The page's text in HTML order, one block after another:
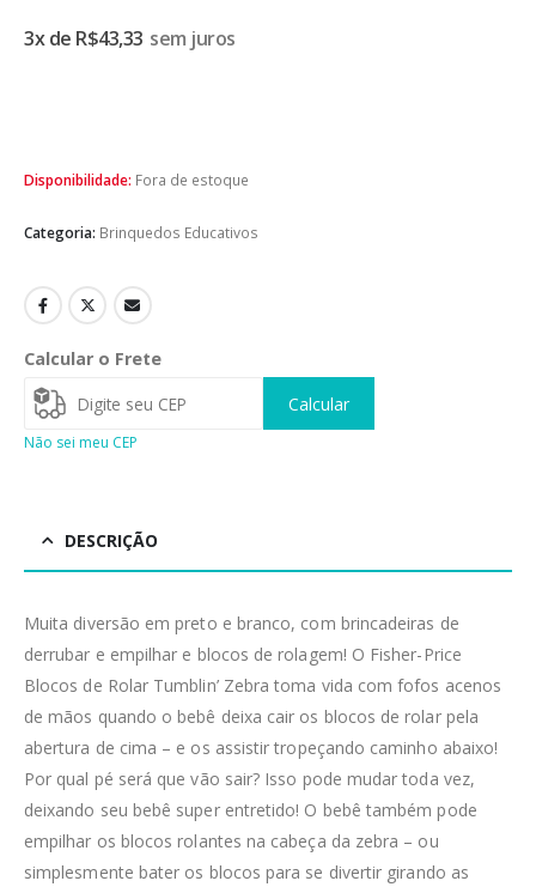
3x de R$43,33 sem juros
Disponibilidade: Fora de estoque
Categoria: Brinquedos Educativos
Calcular o Frete
Calcular
Não sei meu CEP
DESCRIÇÃO
Muita diversão em preto e branco, com brincadeiras de
derrubar e empilhar e blocos de rolagem! O Fisher-Price
Blocos de Rolar Tumblin’ Zebra toma vida com fofos acenos
de mãos quando o bebê deixa cair os blocos de rolar pela
abertura de cima – e os assistir tropeçando caminho abaixo!
Por qual pé será que vão sair? Isso pode mudar toda vez,
deixando seu bebê super entretido! O bebê também pode
empilhar os blocos rolantes na cabeça da zebra – ou
simplesmente bater os blocos para se divertir girando as